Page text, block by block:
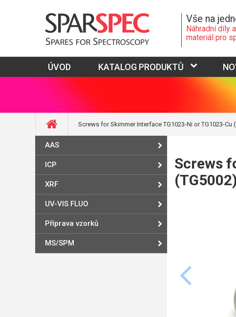
Vše na
Náhradní díly
materiál pro
ÚVOD KATALOG PRODUKTŮ
Screws for Skimmer Interface TG1023-Ni or TG1023-Cu
AAS
ICP
XRF
UV-VIS FLUO
Příprava vzorků
MS/SPM
Screws